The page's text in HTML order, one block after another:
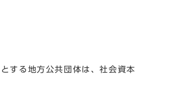
する地方公共団体は、社会資本